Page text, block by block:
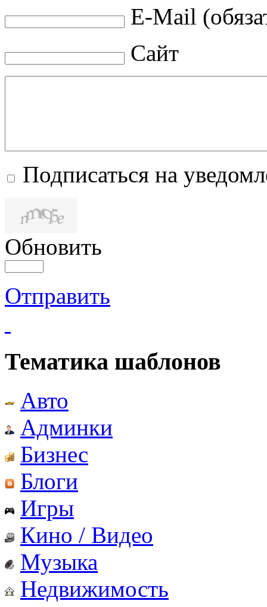
E-Mail
Сайт
Подписаться на
Обновить
Отправить
Тематика шаблонов
Авто
Админки
Бизнес
Блоги
Игры
Кино / Видео
Музыка
Недвижимость